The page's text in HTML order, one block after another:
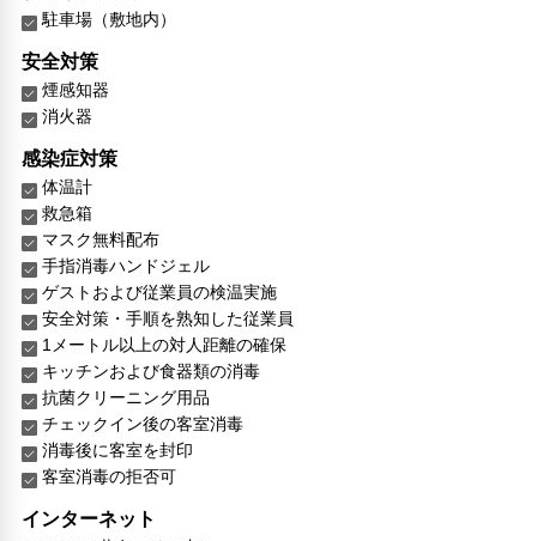
駐車場（敷地内）
安全対策
煙感知器
消火器
感染症対策
体温計
救急箱
マスク無料配布
手指消毒ハンドジェル
ゲストおよび従業員の検温実施
安全対策・手順を熟知した従業員
1メートル以上の対人距離の確保
キッチンおよび食器類の消毒
抗菌クリーニング用品
チェックイン後の客室消毒
消毒後に客室を封印
客室消毒の拒否可
インターネット